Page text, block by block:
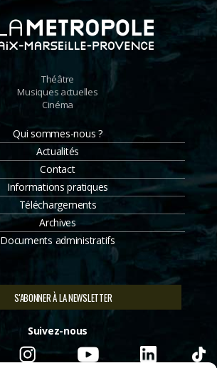
Théâtre
Musiques actuelles
Cinéma
Qui sommes-nous ?
Actualités
Contact
Informations pratiques
Téléchargements
Archives
Documents administratifs
S'ABONNER À LA NEWSLETTER
Suivez-nous